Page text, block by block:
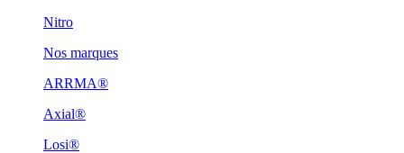
Nitro
Nos marques
ARRMA®
Axial®
Losi®